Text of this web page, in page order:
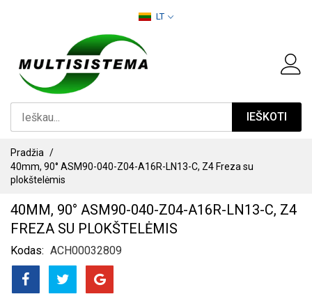
LT
IEŠKOTI
Pradžia
40mm, 90° ASM90-040-Z04-A16R-LN13-C, Z4 Freza su
plokštelėmis
40MM, 90° ASM90-040-Z04-A16R-LN13-C, Z4
FREZA SU PLOKŠTELĖMIS
Kodas ACH00032809